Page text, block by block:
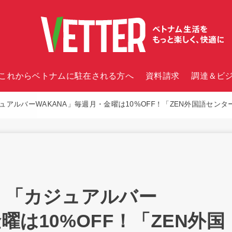
れからベトナムに駐在される方へ 資料請求 調達＆ビ
アルバーWAKANA」毎週月・金曜は10%OFF！「ZEN外国語センタ
カジュアルバー
は10%OFF！「ZEN外国